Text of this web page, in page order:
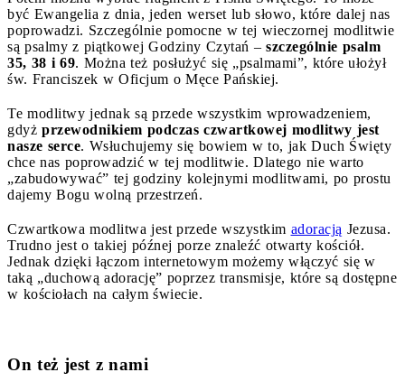
być Ewangelia z dnia, jeden werset lub słowo, które dalej nas
poprowadzi. Szczególnie pomocne w tej wieczornej modlitwie
są psalmy z piątkowej Godziny Czytań – szczególnie psalm
35, 38 i 69. Można też posłużyć się „psalmami”, które ułożył
św. Franciszek w Oficjum o Męce Pańskiej.
Te modlitwy jednak są przede wszystkim wprowadzeniem,
gdyż przewodnikiem podczas czwartkowej modlitwy jest
nasze serce. Wsłuchujemy się bowiem w to, jak Duch Święty
chce nas poprowadzić w tej modlitwie. Dlatego nie warto
„zabudowywać” tej godziny kolejnymi modlitwami, po prostu
dajemy Bogu wolną przestrzeń.
Czwartkowa modlitwa jest przede wszystkim adoracją Jezusa.
Trudno jest o takiej późnej porze znaleźć otwarty kościół.
Jednak dzięki łączom internetowym możemy włączyć się w
taką „duchową adorację” poprzez transmisje, które są dostępne
w kościołach na całym świecie.
On też jest z nami